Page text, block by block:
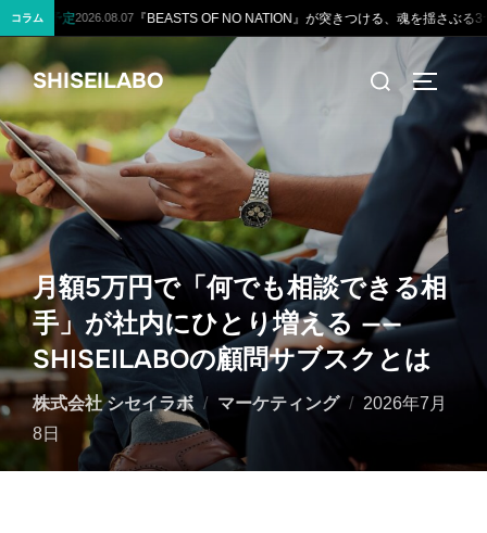
コラム
『BEASTS OF NO NATION』が突きつける、魂を揺さぶる3つの衝撃的な真実
ン
テ
ン
ツ
ス
キ
ッ
プ
SHISEILABO
検
象:
サイド
月額5万円で「何でも相談できる相
手」が社内にひとり増える ——
SHISEILABOの顧問サブスクとは
株式会社 シセイラボ マーケティング
投
日:
2026年7月
8日